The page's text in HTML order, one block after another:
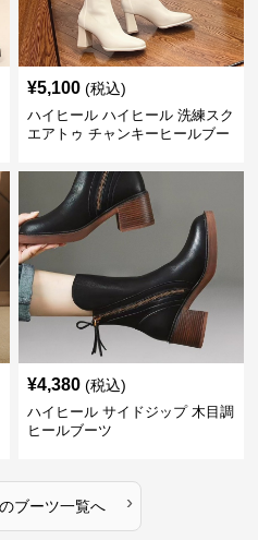
¥5,100 (税込)
ハイヒール ハイヒール 洗練スク
エアトゥ チャンキーヒールブー
¥4,380 (税込)
ハイヒール サイドジップ 木目調
ヒールブーツ
ブーツ一覧へ ›